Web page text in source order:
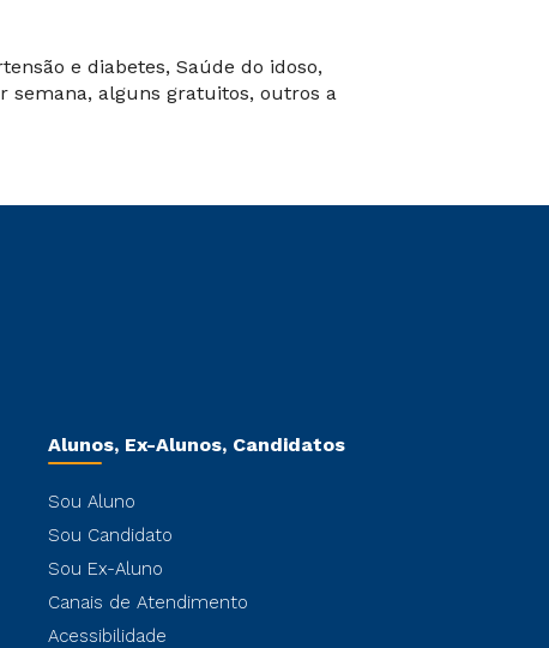
e diabetes, Saúde do idoso,
semana, alguns gratuitos, outros a
Alunos, Ex-Alunos, Candidatos
Sou Aluno
Sou Candidato
Sou Ex-Aluno
Canais de Atendimento
Acessibilidade